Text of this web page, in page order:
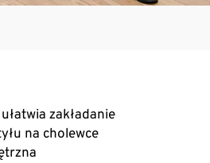
zakładanie
na cholewce